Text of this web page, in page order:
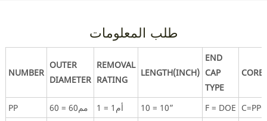
طلب المعلومات
NUMBER
OUTER
DIAMETER
REMOVAL
RATING
LENGTH(INCH)
END
CAP
TYPE
CORE
PP 60 = مم60 1 = أم1 10 = 10” F = DOE